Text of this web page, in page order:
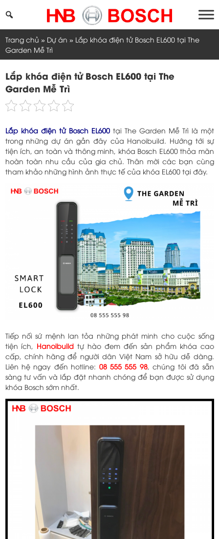
to
Trang chủ » Dự án » Lắp khóa điện tử Bosch EL600 tại The
Garden Mễ Trì
Lắp khóa điện tử Bosch EL600 tại The
Garden Mễ Trì
Lắp khóa điện tử Bosch EL600tại The Garden Mễ Trì là một
trong những dự án gần đây của Hanoibuild. Hướng tới sự
tiện ích, an toàn và thông minh, khóa Bosch EL600 thỏa mãn
hoàn toàn nhu cầu của gia chủ. Thân mời các bạn cùng
tham khảo những hình ảnh thực tế của khóa EL600 tại đây.
Tiếp nối sứ mệnh lan tỏa những phát minh cho cuộc sống
tiện ích, Hanoibuild tự hào đem đến sản phẩm khóa cao
cấp, chính hãng để người dân Việt Nam sở hữu dễ dàng.
Liên hệ ngay đến hotline: 08 555 555 98, chúng tôi đã sẵn
sàng tư vấn và lắp đặt nhanh chóng để bạn được sử dụng
khóa Bosch sớm nhất.